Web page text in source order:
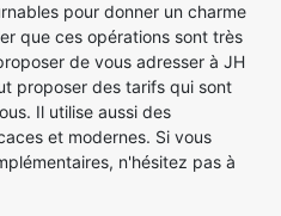
pour donner un charme
que ces opérations sont très
de vous adresser à JH
proposer des tarifs qui sont
Il utilise aussi des
et modernes. Si vous
n'hésitez pas à